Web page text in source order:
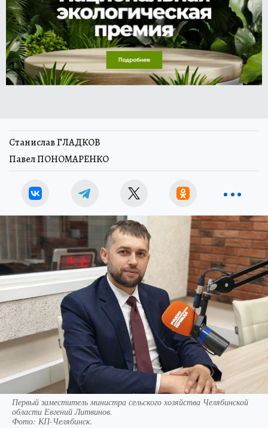
Станислав ГЛАДКОВ
Павел ПОНОМАРЕНКО
Первый заместитель министра сельского хозяйства Челябинской
области Евгений Литвинов.
Фото: КП-Челябинск.